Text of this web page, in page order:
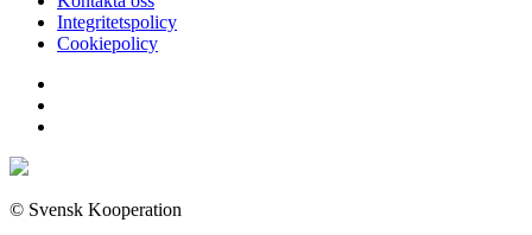
Integritetspolicy
Cookiepolicy
© Svensk Kooperation